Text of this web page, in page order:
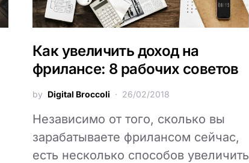
Как увеличить доход на
фрилансе: 8 рабочих советов
by Digital Broccoli 26/02/2018
Независимо от того, сколько вы
зарабатываете фрилансом сейчас,
есть несколько способов увеличить